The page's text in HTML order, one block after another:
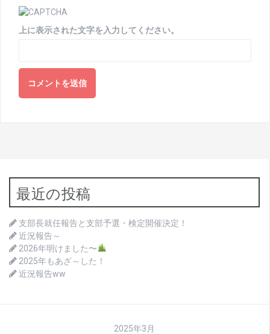
上に表示された文字を入力してください。
最近の投稿
支部長就任報告と支部予選・検定開催決定！
近況報告～
2026年明けました〜
2025年もあざ～した！
近況報告ww
2025年3月